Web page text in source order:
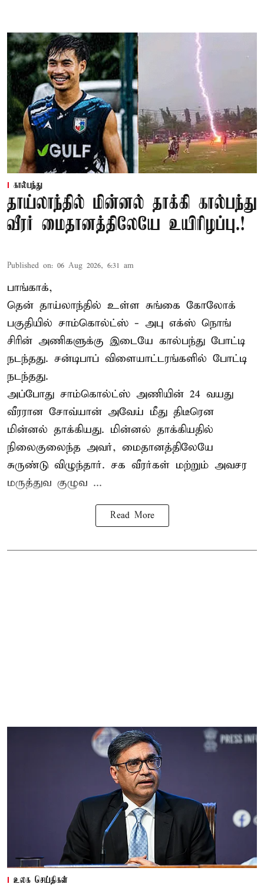
கால்பந்து
தாய்லாந்தில் மின்னல் தாக்கி கால்பந்து
வீரர் மைதானத்திலேயே உயிரிழப்பு.!
Published on: 06 Aug 2026, 6:31 am
பாங்காக்,
தென் தாய்லாந்தில் உள்ள சுங்கை கோலோக்
பகுதியில் சாம்கொல்ட்ஸ் - அபு எக்ஸ் நொங்
சிரின் அணிகளுக்கு இடையே கால்பந்து போட்டி
நடந்தது. சன்டிபாப் விளையாட்டரங்களில் போட்டி
நடந்தது.
அப்போது சாம்கொல்ட்ஸ் அணியின் 24 வயது
வீரரான சோவ்யான் அவேய் மீது திடீரென
மின்னல் தாக்கியது. மின்னல் தாக்கியதில்
நிலைகுலைந்த அவர், மைதானத்திலேயே
சுருண்டு விழுந்தார். சக வீரர்கள் மற்றும் அவசர
மருத்துவ குழுவ ...
Read More
உலக செய்திகள்